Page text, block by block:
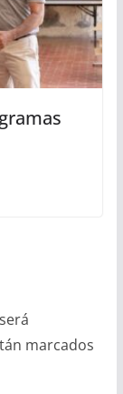
marcados